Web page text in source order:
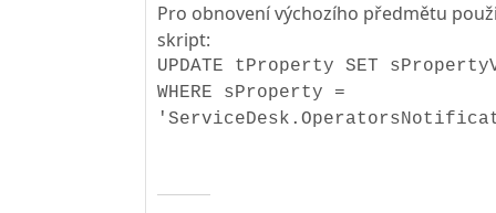
Pro obnovení výchozího předmětu
skript:
UPDATE tProperty SET
WHERE sProperty =